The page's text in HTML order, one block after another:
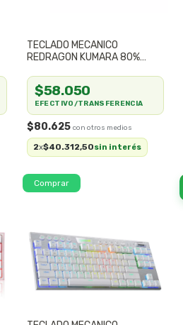
TECLADO MECANICO
REDRAGON KUMARA 80%
$80.625
2x$40.312,50sin interés
$58.050
EFECTIVO/TRANSFERENCIA
Comprar